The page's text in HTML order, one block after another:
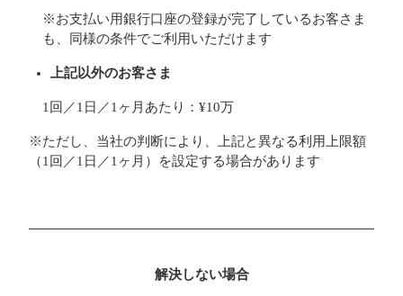
※お支払い用銀行口座の登録が完了しているお客さま
も、同様の条件でご利用いただけます
上記以外のお客さま
1回／1日／1ヶ月あたり：¥10万
※ただし、当社の判断により、上記と異なる利用上限額
（1回／1日／1ヶ月）を設定する場合があります
解決しない場合